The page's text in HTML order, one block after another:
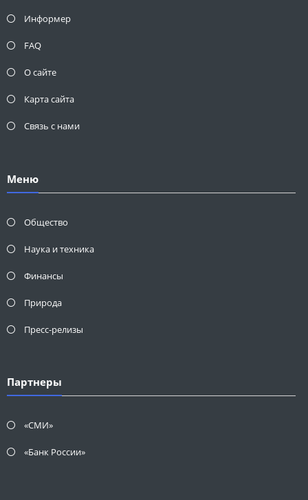
Информер
FAQ
О сайте
Карта сайта
Связь с нами
Меню
Общество
Наука и техника
Финансы
Природа
Пресс-релизы
Партнеры
«СМИ»
«Банк России»